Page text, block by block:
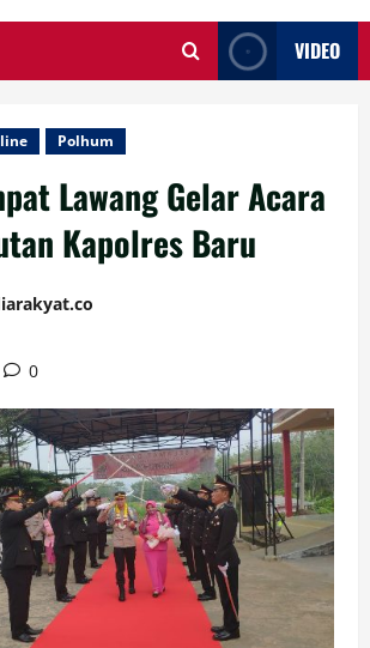
VIDEO
Polhum
Lawang Gelar Acara
Kapolres Baru
0